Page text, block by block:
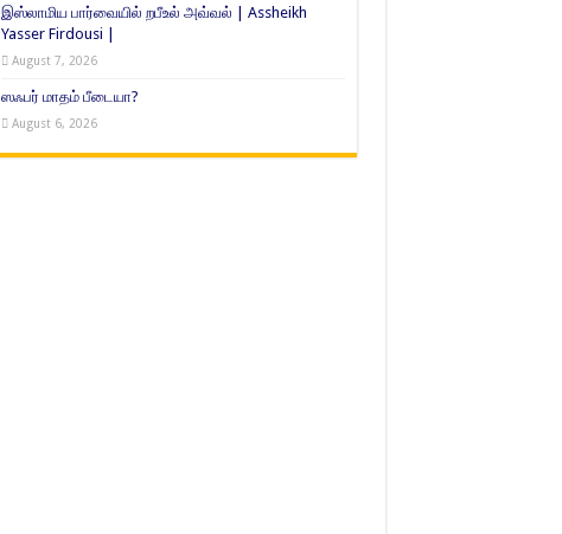
இஸ்லாமிய பார்வையில் றபீஉல் அவ்வல் | Assheikh
Yasser Firdousi |
August 7, 2026
ஸஃபர் மாதம் பீடையா?
August 6, 2026